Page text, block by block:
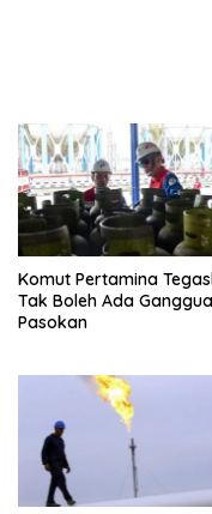
Komut Pertamina
Tak Boleh Ada
Pasokan